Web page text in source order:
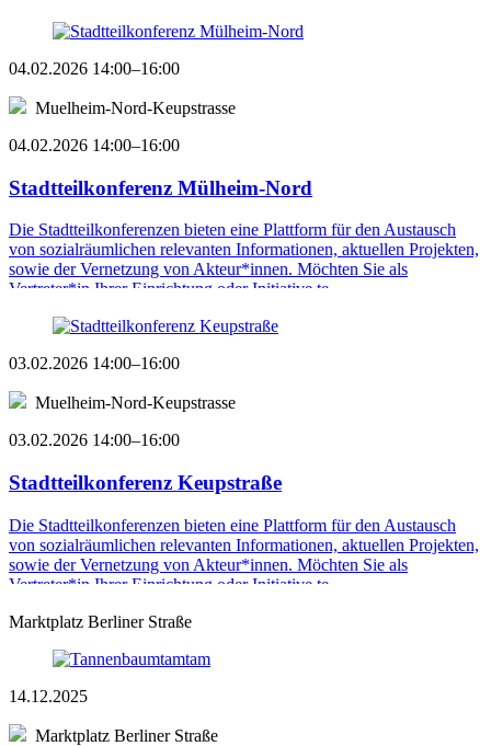
04.02.2026 14:00–16:00
Muelheim-Nord-Keupstrasse
04.02.2026 14:00–16:00
Stadtteilkonferenz Mülheim-Nord
Die Stadtteilkonferenzen bieten eine Plattform für den Austausch
von sozialräumlichen relevanten Informationen, aktuellen Projekten,
sowie der Vernetzung von Akteur*innen. Möchten Sie als
Vertreter*in Ihrer Einrichtung oder Initiative te ...
03.02.2026 14:00–16:00
Muelheim-Nord-Keupstrasse
03.02.2026 14:00–16:00
Stadtteilkonferenz Keupstraße
Die Stadtteilkonferenzen bieten eine Plattform für den Austausch
von sozialräumlichen relevanten Informationen, aktuellen Projekten,
sowie der Vernetzung von Akteur*innen. Möchten Sie als
Vertreter*in Ihrer Einrichtung oder Initiative te ...
Marktplatz Berliner Straße
14.12.2025
Marktplatz Berliner Straße